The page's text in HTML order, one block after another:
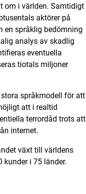
om i världen. Samtidigt
aktörer på
en språklig bedömning
analys av skadlig
eventuella
tiotals miljoner
stora språkmodell för att
att i realtid
terrordåd trots att
internet.
växt till världens
kunder i 75 länder.